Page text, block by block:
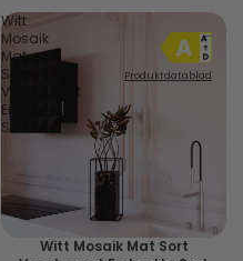
Witt
Mosaik
Mat
Sort
Væghængt
Emhætte
Sort
Produktdatablad
Witt Mosaik Mat Sort